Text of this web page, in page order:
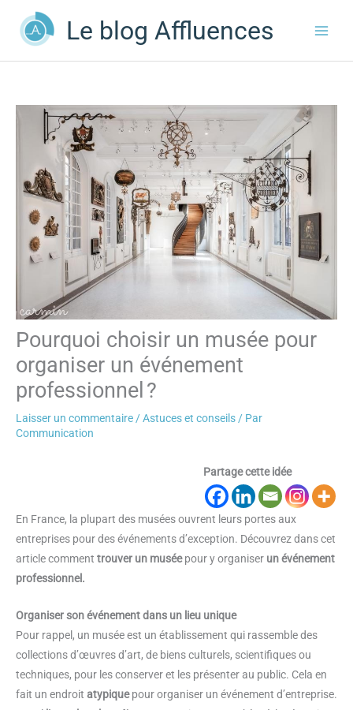
contenu
Le blog Affluences
Pourquoi choisir un musée pour
organiser un événement
professionnel ?
Laisser un commentaire /Astuces et conseils / Par
Communication
Partage cette idée
En France, la plupart des musées ouvrent leurs portes aux
entreprises pour des événements d’exception. Découvrez dans cet
article comment trouver un muséepour y organiser un événement
professionnel.
Organiser son événement dans un lieu unique
Pour rappel, un musée est un établissement qui rassemble des
collections d’œuvres d’art, de biens culturels, scientifiques ou
techniques, pour les conserver et les présenter au public. Cela en
fait un endroit atypiquepour organiser un événement d’entreprise.